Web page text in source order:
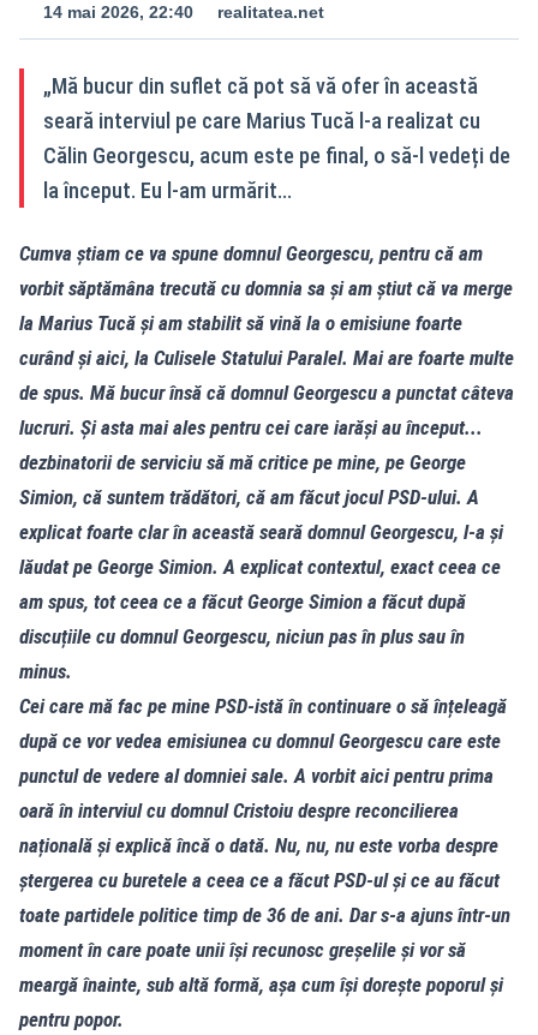
14 mai 2026, 22:40 realitatea.net
„Mă bucur din suflet că pot să vă ofer în această
seară interviul pe care Marius Tucă l-a realizat cu
Călin Georgescu, acum este pe final, o să-l vedeți de
la început. Eu l-am urmărit...
Cumva știam ce va spune domnul Georgescu, pentru că am
vorbit săptămâna trecută cu domnia sa și am știut că va merge
la Marius Tucă și am stabilit să vină la o emisiune foarte
curând și aici, la Culisele Statului Paralel. Mai are foarte multe
de spus. Mă bucur însă că domnul Georgescu a punctat câteva
lucruri. Și asta mai ales pentru cei care iarăși au început...
dezbinatorii de serviciu să mă critice pe mine, pe George
Simion, că suntem trădători, că am făcut jocul PSD-ului. A
explicat foarte clar în această seară domnul Georgescu, l-a și
lăudat pe George Simion. A explicat contextul, exact ceea ce
am spus, tot ceea ce a făcut George Simion a făcut după
discuțiile cu domnul Georgescu, niciun pas în plus sau în
minus.
Cei care mă fac pe mine PSD-istă în continuare o să înțeleagă
după ce vor vedea emisiunea cu domnul Georgescu care este
punctul de vedere al domniei sale. A vorbit aici pentru prima
oară în interviul cu domnul Cristoiu despre reconcilierea
națională și explică încă o dată. Nu, nu, nu este vorba despre
ștergerea cu buretele a ceea ce a făcut PSD-ul și ce au făcut
toate partidele politice timp de 36 de ani. Dar s-a ajuns într-un
moment în care poate unii își recunosc greșelile și vor să
meargă înainte, sub altă formă, așa cum își dorește poporul și
pentru popor.